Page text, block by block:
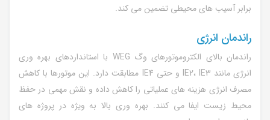
برابر آسیب های محیطی تضمین می کند.
راندمان انرژی
راندمان بالای الکتروموتورهای وگ WEG با استانداردهای بهره وری
انرژی مانند IE2، IE3 و حتی IE4 مطابقت دارد. این موتورها با کاهش
مصرف انرژی هزینه های عملیاتی را کاهش داده و نقش مهمی در حفظ
محیط زیست ایفا می کنند. بهره وری بالا به ویژه در پروژه های